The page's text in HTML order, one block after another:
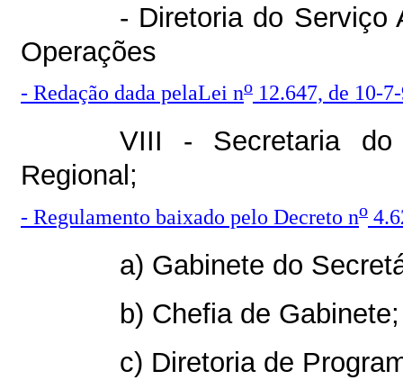
- Diretoria do Serviço
Operações
- Redação dada pelaLei no 12.647, de 10-
VIII - Secretaria do
Regional;
- Regulamento baixado pelo Decreto no
a) Gabinete do
b) Chefia de Gabinete;
c) Diretoria de